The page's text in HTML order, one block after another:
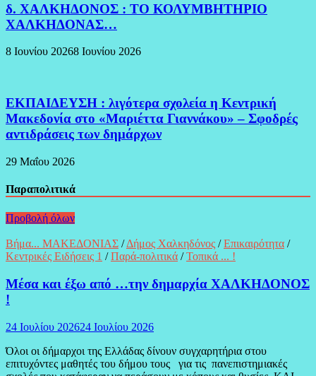
δ. ΧΑΛΚΗΔΟΝΟΣ : ΤΟ ΚΟΛΥΜΒΗΤΗΡΙΟ
ΧΑΛΚΗΔΟΝΑΣ…
8 Ιουνίου 20268 Ιουνίου 2026
ΕΚΠΑΙΔΕΥΣΗ : λιγότερα σχολεία η Κεντρική
Μακεδονία στο «Μαριέττα Γιαννάκου» – Σφοδρές
αντιδράσεις των δημάρχων
29 Μαΐου 2026
Παραπολιτικά
Προβολή όλων
Βήμα... ΜΑΚΕΔΟΝΙΑΣ /Δήμος Χαλκηδόνος /Επικαιρότητα /
Κεντρικές Ειδήσεις 1 /Παρά-πολιτικά /Τοπικά ... !
Μέσα και έξω από …την δημαρχία ΧΑΛΚΗΔΟΝΟΣ
!
24 Ιουλίου 202624 Ιουλίου 2026
Όλοι οι δήμαρχοι της Ελλάδας δίνουν συγχαρητήρια στου
επιτυχόντες μαθητές του δήμου τους για τις πανεπιστημιακές